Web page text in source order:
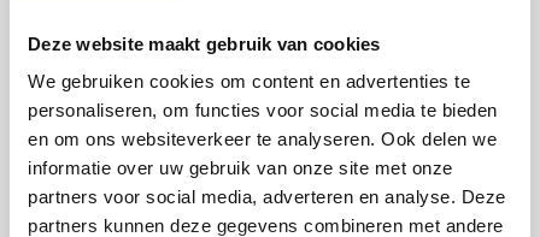
Deze website maakt gebruik van cookies
We gebruiken cookies om content en advertenties te
personaliseren, om functies voor social media te bieden
en om ons websiteverkeer te analyseren. Ook delen we
informatie over uw gebruik van onze site met onze
partners voor social media, adverteren en analyse. Deze
partners kunnen deze gegevens combineren met andere
impact
Het t-shirtje van de knuffel biedt een perfect canvas
voor jouw boodschap, waardoor je logo altijd duidelijk
zichtbaar blijft. Let op: sublimatiebedrukking is
uitsluitend geschikt voor artikelen met een witte
ondergrond.